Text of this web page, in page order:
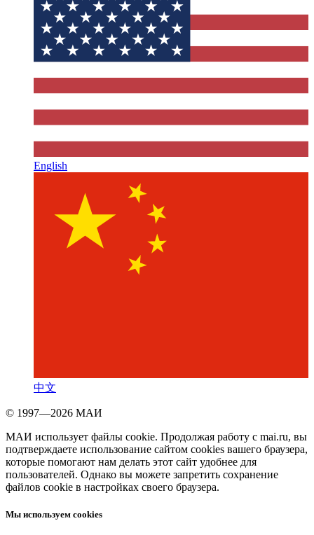
English
中文
© 1997—2026 МАИ
МАИ использует файлы cookie. Продолжая работу с mai.ru, вы
подтверждаете использование сайтом cookies вашего браузера,
которые помогают нам делать этот сайт удобнее для
пользователей. Однако вы можете запретить сохранение
файлов cookie в настройках своего браузера.
Мы используем cookies